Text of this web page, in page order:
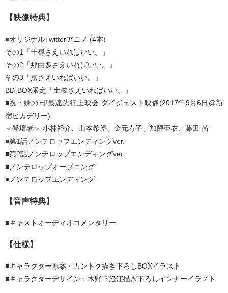
【映像特典】
■オリジナルTwitterアニメ (4本)
その1「千尋さえいればいい。」
その2「那由多さえいればいい。」
その3「京さえいればいい。」
BD-BOX限定「土岐さえいればいい。」
■祝・妹の日!最速先行上映会 ダイジェスト映像(2017年9月6日@新
宿ピカデリー)
＜登壇者＞ 小林裕介、山本希望、金元寿子、加隈亜衣、藤田 茜
■第1話ノンテロップエンディングver.
■第2話ノンテロップエンディングver.
■ノンテロップオープニング
■ノンテロップエンディング
【音声特典】
■キャストオーディオコメンタリー
【仕様】
■キャラクター原案・カントク描き下ろしBOXイラスト
■キャラクターデザイン・木野下澄江描き下ろしインナーイラスト